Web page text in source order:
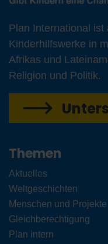
Plan International
Kinderhilfswerke in
Afrikas und
Religion und Politik.
Themen
Aktuelles
Weltgeschichten
Menschen und Projekte
Gleichberechtigung
Plan intern